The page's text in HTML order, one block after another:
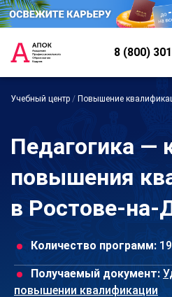
8 (800)
Учебный центр / Повышение
Педагогика —
повышения
в Ростове-на-
Количество программ:
Получаемый документ:
повышении квалификации